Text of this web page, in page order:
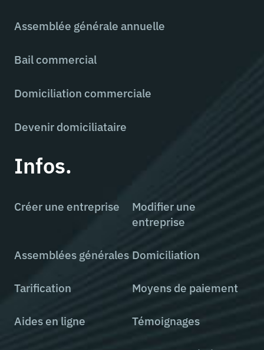
Assemblée générale annuelle
Bail commercial
Domiciliation commerciale
Devenir domiciliataire
Infos.
Créer une entreprise
Modifier une
entreprise
Assemblées générales Domiciliation
Tarification Moyens de paiement
Aides en ligne Témoignages